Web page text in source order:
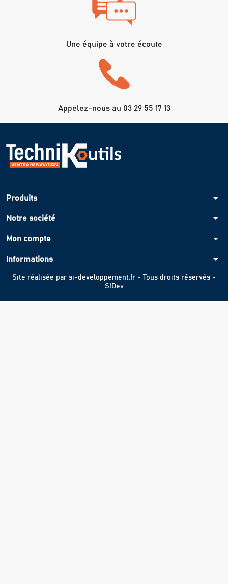
Une équipe à votre écoute
Appelez-nous au 03 29 55 17 13
Produits arrow_drop_down
Notre société arrow_drop_down
Mon compte arrow_drop_down
Informations arrow_drop_down
Site réalisée par si-developpement.fr - Tous droits réservés -
SIDev